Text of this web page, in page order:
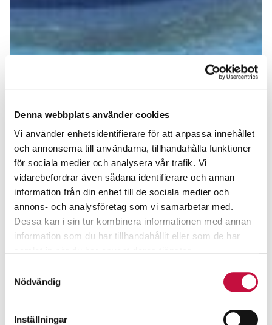
Denna webbplats använder cookies
Vi använder enhetsidentifierare för att anpassa innehållet
och annonserna till användarna, tillhandahålla funktioner
för sociala medier och analysera vår trafik. Vi
vidarebefordrar även sådana identifierare och annan
information från din enhet till de sociala medier och
annons- och analysföretag som vi samarbetar med.
Dessa kan i sin tur kombinera informationen med annan
information som du har tillhandahållit eller som de har
Nödvändig
Inställningar